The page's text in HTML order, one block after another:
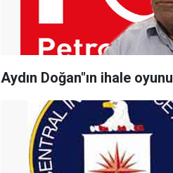
Aydın Doğan"ın ihale oyunu